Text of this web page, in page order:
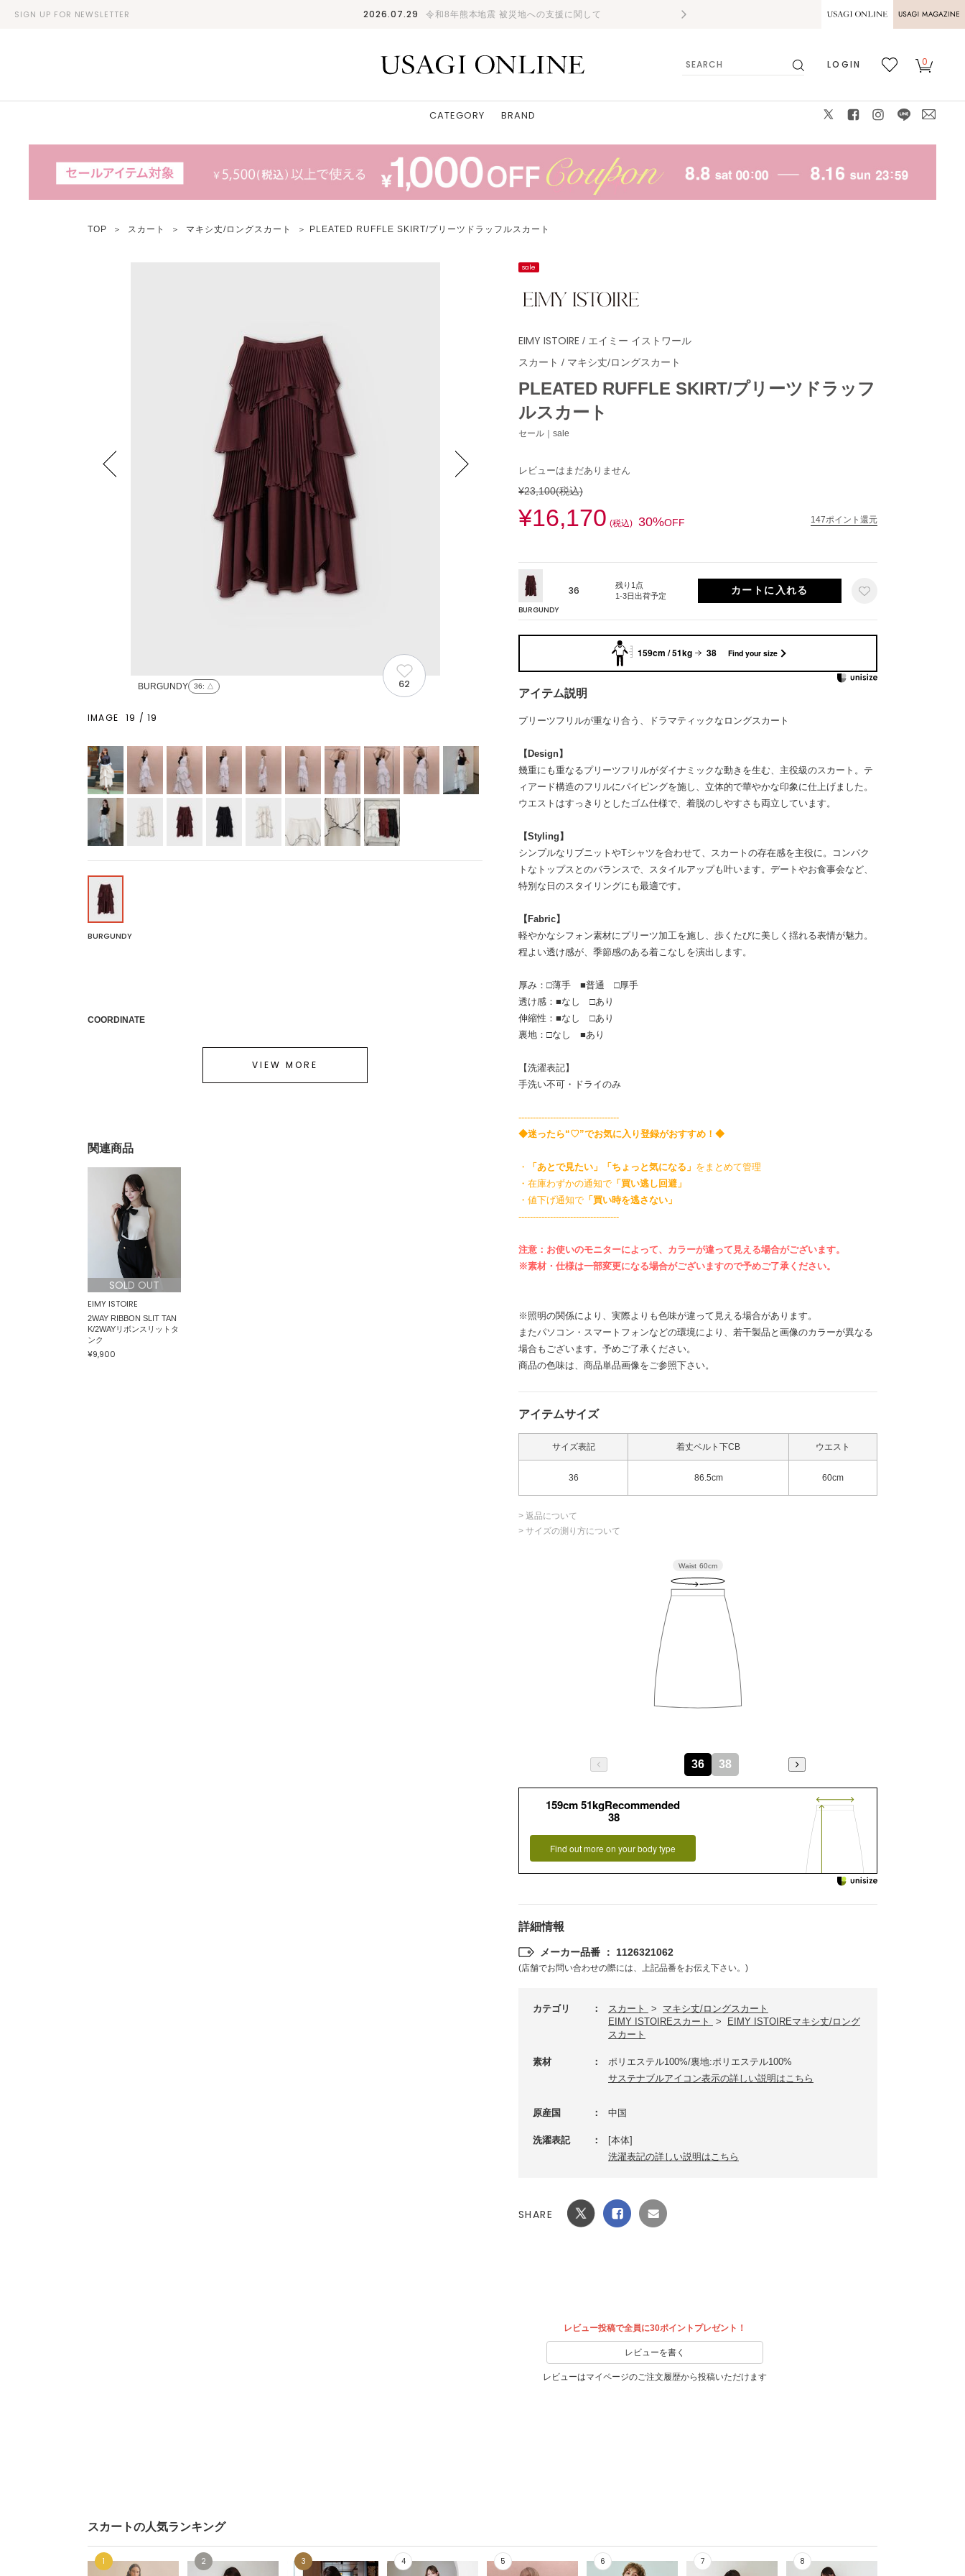
SIGN UP FOR NEWSLETTER 2026.07.29 令和8年熊本地震 被災地への支援に関して 熊本県熊本地方を震源とする地震の影響に
MAGAZINE
LOGIN
0
CATEGORY BRAND
TOP ＞ スカート ＞ マキシ丈/ロングスカート ＞ PLEATED RUFFLE SKIRT/プリーツドラッフルスカート
sale
EIMY ISTOIRE / エイミー イストワール
スカート / マキシ丈/ロングスカート
PLEATED RUFFLE SKIRT/プリーツドラッフ
ルスカート
セール｜sale
レビューはまだありません
¥23,100(税込)
¥16,170 (税込) 30%OFF 147ポイント還元
BURGUNDY
36
残り1点
1-3日出荷予定
159cm / 51kg 38 Find your size
アイテム説明
プリーツフリルが重なり合う、ドラマティックなロングスカート
【Design】
幾重にも重なるプリーツフリルがダイナミックな動きを生む、主役級のスカート。テ
ィアード構造のフリルにパイピングを施し、立体的で華やかな印象に仕上げました。
ウエストはすっきりとしたゴム仕様で、着脱のしやすさも両立しています。
【Styling】
シンプルなリブニットやTシャツを合わせて、スカートの存在感を主役に。コンパク
トなトップスとのバランスで、スタイルアップも叶います。デートやお食事会など、
特別な日のスタイリングにも最適です。
【Fabric】
軽やかなシフォン素材にプリーツ加工を施し、歩くたびに美しく揺れる表情が魅力。
程よい透け感が、季節感のある着こなしを演出します。
厚み：□薄手 ■普通 □厚手
透け感：■なし □あり
伸縮性：■なし □あり
裏地：□なし ■あり
【洗濯表記】
手洗い不可・ドライのみ
-----------------------------------
◆迷ったら“♡”でお気に入り登録がおすすめ！◆
・ 「あとで見たい」「ちょっと気になる」 をまとめて管理
・在庫わずかの通知で 「買い逃し回避」
・値下げ通知で 「買い時を逃さない」
-----------------------------------
注意：お使いのモニターによって、カラーが違って見える場合がございます。
※素材・仕様は一部変更になる場合がございますので予めご了承ください。
※照明の関係により、実際よりも色味が違って見える場合があります。
またパソコン・スマートフォンなどの環境により、若干製品と画像のカラーが異なる
場合もございます。予めご了承ください。
商品の色味は、商品単品画像をご参照下さい。
アイテムサイズ
サイズ表記 着丈ベルト下CB ウエスト
36 86.5cm 60cm
> 返品について
> サイズの測り方について
Waist 60cm
36 38
159cm 51kgRecommended
38
Find out more on your body type
詳細情報
メーカー品番 ： 1126321062
(店舗でお問い合わせの際には、上記品番をお伝え下さい。)
カテゴリ スカート >
マキシ丈/ロングスカート
EIMY ISTOIREスカート
>
EIMY ISTOIREマキシ丈/ロング
スカート
素材
ポリエステル100%/裏地:ポリエステル100%
サステナブルアイコン表示の詳しい説明はこちら
原産国 中国
洗濯表記
[本体]
洗濯表記の詳しい説明はこちら
SHARE
BURGUNDY 36: △ 62
IMAGE 19 /19
BURGUNDY
COORDINATE
VIEW MORE
関連商品
SOLD OUT
EIMY ISTOIRE
2WAY RIBBON SLIT TAN
K/2WAYリボンスリットタ
ンク
¥9,900
レビュー投稿で全員に30ポイントプレゼント！
レビューを書く
レビューはマイページのご注文履歴から投稿いただけます
スカートの人気ランキング